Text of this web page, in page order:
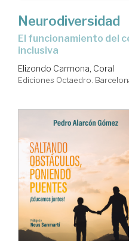
Neurodiversidad
El funcionamiento del cerebro en la escuela
inclusiva
Elizondo Carmona, Coral
Ediciones Octaedro.